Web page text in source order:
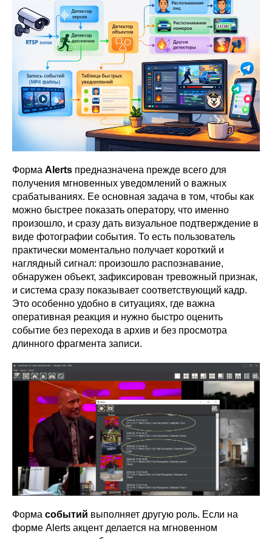
Форма Alerts предназначена прежде всего для
получения мгновенных уведомлений о важных
срабатываниях. Ее основная задача в том, чтобы как
можно быстрее показать оператору, что именно
произошло, и сразу дать визуальное подтверждение в
виде фотографии события. То есть пользователь
практически моментально получает короткий и
наглядный сигнал: произошло распознавание,
обнаружен объект, зафиксирован тревожный признак,
и система сразу показывает соответствующий кадр.
Это особенно удобно в ситуациях, где важна
оперативная реакция и нужно быстро оценить
событие без перехода в архив и без просмотра
длинного фрагмента записи.
Форма событий выполняет другую роль. Если на
форме Alerts акцент делается на мгновенном